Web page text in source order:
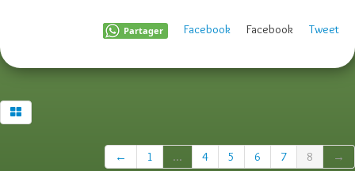
Tweet
Facebook
Facebook
Partager
← 1 ... 4 5 6 7 8 →